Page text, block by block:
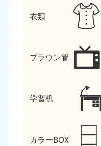
衣類
ブラウン管
学習机
カラーBOX